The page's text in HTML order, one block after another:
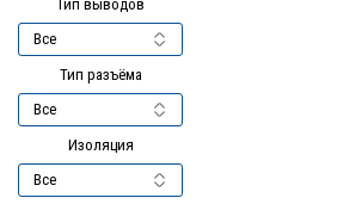
Тип выводов
Тип разъёма
Изоляция